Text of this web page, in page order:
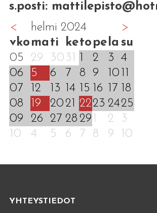
s.posti:
<
helmi 2024
>
vko ma ti keto pe la su
05
29 30 31 2 3
4
06
5 6 7 8 9 10
07
12 13 14 15 16 17
18
08
19 2021 2223 2425
09
26 27 28 29 2
3
10
4 5 6 7 8 9 10
YHTEYSTIEDOT